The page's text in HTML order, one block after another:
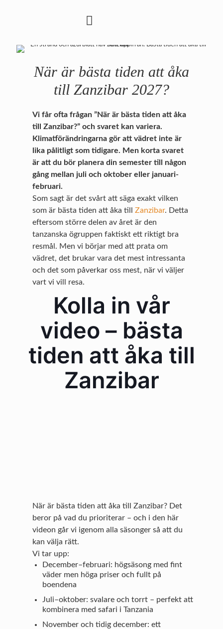
När är bästa tiden att åka
till Zanzibar 2027?
Vi får ofta frågan ”När är bästa tiden att åka
till Zanzibar?” och svaret kan variera.
Klimatförändringarna gör att vädret inte är
lika pålitligt som tidigare. Men korta svaret
är att du bör planera din semester till någon
gång mellan juli och oktober eller januari-
februari.
Som sagt är det svårt att säga exakt vilken
som är bästa tiden att åka tillZanzibar. Detta
eftersom större delen av året är den
tanzanska ögruppen faktiskt ett riktigt bra
resmål. Men vi börjar med att prata om
vädret, det brukar vara det mest intressanta
och det som påverkar oss mest, när vi väljer
vart vi vill resa.
Kolla in vår
video – bästa
tiden att åka till
Zanzibar
När är bästa tiden att åka till Zanzibar? Det
beror på vad du prioriterar – och i den här
videon går vi igenom alla säsonger så att du
kan välja rätt.
Vi tar upp:
December–februari: högsäsong med fint
väder men höga priser och fullt på
boendena
Juli–oktober: svalare och torrt – perfekt att
kombinera med safari i Tanzania
November och tidig december: ett